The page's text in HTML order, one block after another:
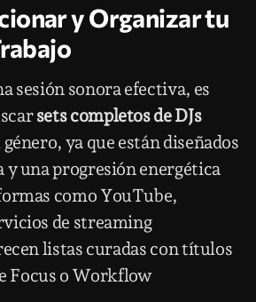
y Organizar tu
sesión sonora efectiva, es
sets completos de DJs
género, ya que están diseñados
y una progresión energética
como YouTube,
de streaming
listas curadas con títulos
Focus o Workflow